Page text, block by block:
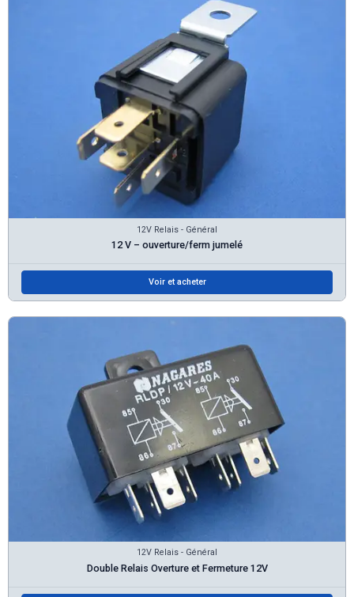
12V Relais - Général
12 V – ouverture/ferm jumelé
Voir et acheter
12V Relais - Général
Double Relais Overture et Fermeture 12V